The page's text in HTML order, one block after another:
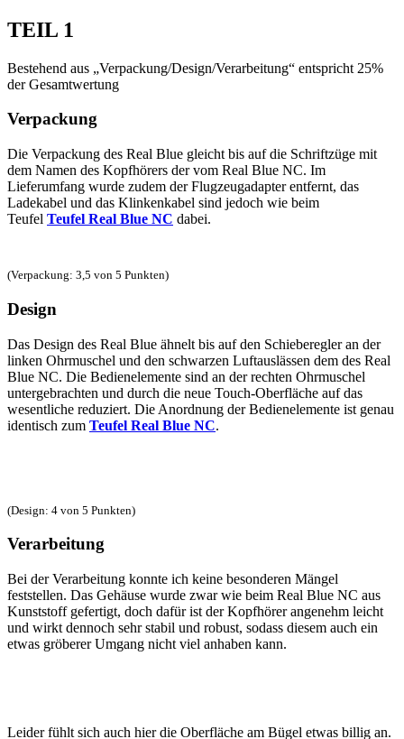
TEIL 1
Bestehend aus „Verpackung/Design/Verarbeitung“ entspricht 25%
der Gesamtwertung
Verpackung
Die Verpackung des Real Blue gleicht bis auf die Schriftzüge mit
dem Namen des Kopfhörers der vom Real Blue NC. Im
Lieferumfang wurde zudem der Flugzeugadapter entfernt, das
Ladekabel und das Klinkenkabel sind jedoch wie beim
Teufel Teufel Real Blue NC dabei.
(Verpackung: 3,5 von 5 Punkten)
Design
Das Design des Real Blue ähnelt bis auf den Schieberegler an der
linken Ohrmuschel und den schwarzen Luftauslässen dem des Real
Blue NC. Die Bedienelemente sind an der rechten Ohrmuschel
untergebrachten und durch die neue Touch-Oberfläche auf das
wesentliche reduziert. Die Anordnung der Bedienelemente ist genau
identisch zum Teufel Real Blue NC.
(Design: 4 von 5 Punkten)
Verarbeitung
Bei der Verarbeitung konnte ich keine besonderen Mängel
feststellen. Das Gehäuse wurde zwar wie beim Real Blue NC aus
Kunststoff gefertigt, doch dafür ist der Kopfhörer angenehm leicht
und wirkt dennoch sehr stabil und robust, sodass diesem auch ein
etwas gröberer Umgang nicht viel anhaben kann.
Leider fühlt sich auch hier die Oberfläche am Bügel etwas billig an.